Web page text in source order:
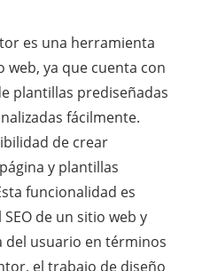
es una herramienta
web, ya que cuenta con
plantillas prediseñadas
fácilmente.
de crear
y plantillas
funcionalidad es
de un sitio web y
del usuario en términos
el trabajo de diseño